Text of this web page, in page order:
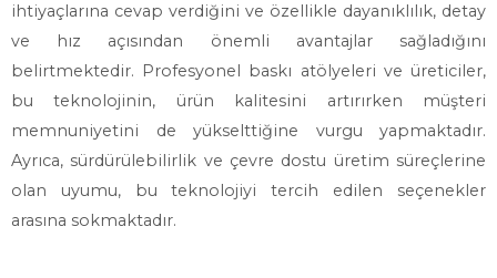
ihtiyaçlarına cevap verdiğini ve özellikle dayanıklılık, detay
ve hız açısından önemli avantajlar sağladığını
belirtmektedir. Profesyonel baskı atölyeleri ve üreticiler,
bu teknolojinin, ürün kalitesini artırırken müşteri
memnuniyetini de yükselttiğine vurgu yapmaktadır.
Ayrıca, sürdürülebilirlik ve çevre dostu üretim süreçlerine
olan uyumu, bu teknolojiyi tercih edilen seçenekler
arasına sokmaktadır.